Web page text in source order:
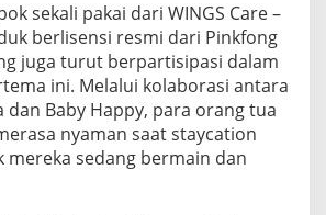
sekali pakai dari WINGS Care –
berlisensi resmi dari Pinkfong
juga turut berpartisipasi dalam
ini. Melalui kolaborasi antara
dan Baby Happy, para orang tua
nyaman saat staycation
mereka sedang bermain dan